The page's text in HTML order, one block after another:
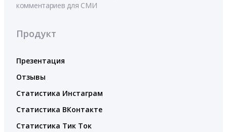
комментариев для СМИ
Продукт
Презентация
Отзывы
Статистика Инстаграм
Статистика ВКонтакте
Статистика Тик Ток